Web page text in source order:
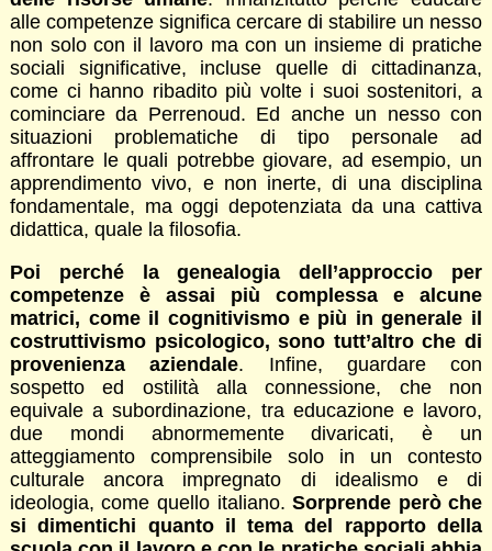
alle competenze significa cercare di stabilire un nesso
non solo con il lavoro ma con un insieme di pratiche
sociali significative, incluse quelle di cittadinanza,
come ci hanno ribadito più volte i suoi sostenitori, a
cominciare da Perrenoud. Ed anche un nesso con
situazioni problematiche di tipo personale ad
affrontare le quali potrebbe giovare, ad esempio, un
apprendimento vivo, e non inerte, di una disciplina
fondamentale, ma oggi depotenziata da una cattiva
didattica, quale la filosofia.
Poi perché la genealogia dell’approccio per
competenze è assai più complessa e alcune
matrici, come il cognitivismo e più in generale il
costruttivismo psicologico, sono tutt’altro che di
provenienza aziendale. Infine, guardare con
sospetto ed ostilità alla connessione, che non
equivale a subordinazione, tra educazione e lavoro,
due mondi abnormemente divaricati, è un
atteggiamento comprensibile solo in un contesto
culturale ancora impregnato di idealismo e di
ideologia, come quello italiano.Sorprende però che
si dimentichi quanto il tema del rapporto della